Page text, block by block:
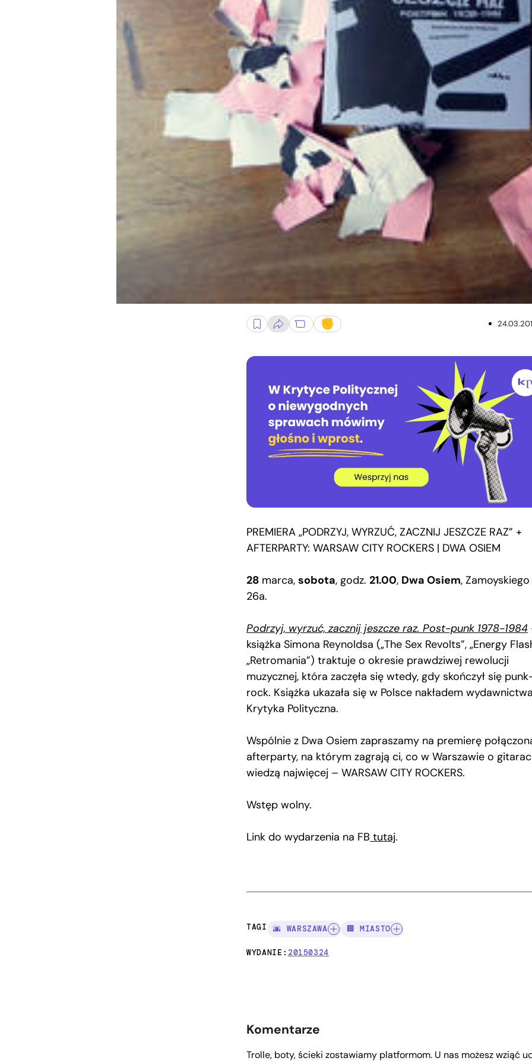
PREMIERA „PODRZYJ, WYRZUĆ, ZACZNIJ JESZCZE RAZ” +
AFTERPARTY: WARSAW CITY ROCKERS | DWA OSIEM
28 marca, sobota, godz. 21.00, Dwa Osiem, Zamoyskiego
26a.
Podrzyj, wyrzuć, zacznij jeszcze raz. Post-punk 1978-1984
książka Simona Reynoldsa („The Sex Revolts”, „Energy
„Retromania”) traktuje o okresie prawdziwej rewolucji
muzycznej, która zaczęła się wtedy, gdy skończył się
rock. Książka ukazała się w Polsce nakładem
Krytyka Polityczna.
Wspólnie z Dwa Osiem zapraszamy na premierę
afterparty, na którym zagrają ci, co w Warszawie o
wiedzą najwięcej – WARSAW CITY ROCKERS.
Wstęp wolny.
Link do wydarzenia na FB tutaj.
TAGI: 🌆 WARSZAWA 🏢 MIASTO
WYDANIE:20150324
Komentarze
Trolle, boty, ścieki zostawiamy platformom. U nas możesz wziąć